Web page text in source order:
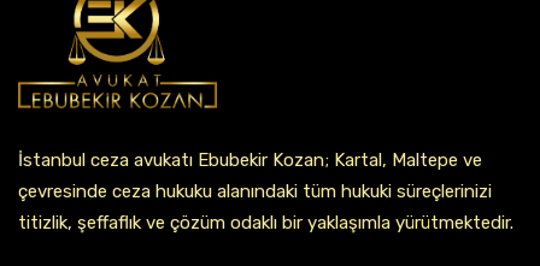
İstanbul ceza avukatı Ebubekir Kozan; Kartal, Maltepe ve
çevresinde ceza hukuku alanındaki tüm hukuki süreçlerinizi
titizlik, şeffaflık ve çözüm odaklı bir yaklaşımla yürütmektedir.